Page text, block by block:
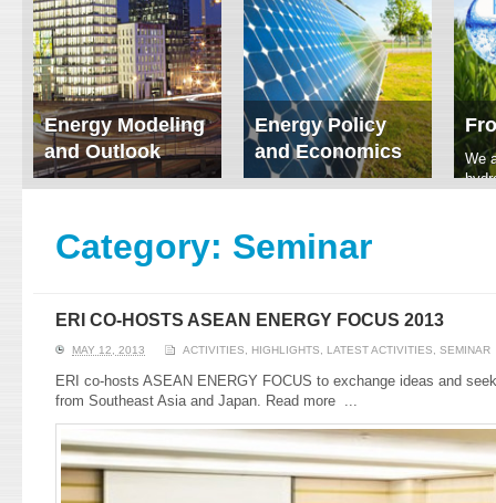
Energy Modeling
and Outlook
ERI conducts rigorous
demand of various
energy-consuming
Read More
Energy Policy
and Economics
We focus on solar
economics, and solar PV
Read More
We
Category: Seminar
ERI CO-HOSTS ASEAN ENERGY FOCUS 2013
MAY 12, 2013 ACTIVITIES HIGHLIGHTS LATEST ACTIVITIES SEMINAR
ERI co-hosts ASEAN ENERGY FOCUS to exchange ideas and
from Southeast Asia and Japan. Read more ...